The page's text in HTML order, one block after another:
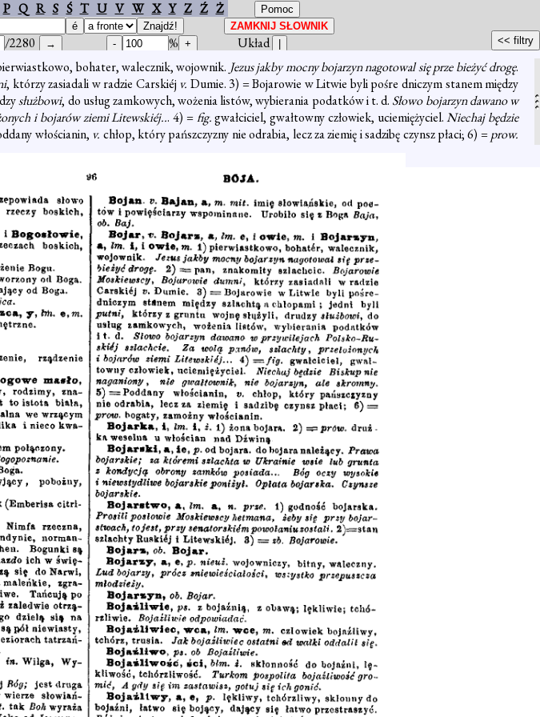
P Q R S Ś T U V W X Y Z Ź Ż
/2280 %
Układ
bohater, walecznik, wojownik. Jezus jakby mocny bojarzyn nagotowal się prze bieżyć drogę.
, którzy zasiadali w radzie Carskiéjv. Dumie. 3) = Bojarowie w Litwie byli pośre dniczym stanem między
służbowi, do usług zamkowych, wożenia listów, wybierania podatków i t. d. Słowo bojarzyn dawano w
i bojarów ziemi Litewskiéj... 4) =fig.gwałciciel, gwałtowny człowiek, uciemiężyciel.Niechaj będzie
włościanin, v. chłop, który pańszczyzny nie odrabia, lecz za ziemię i sadzibę czynsz płaci; 6) =prow.